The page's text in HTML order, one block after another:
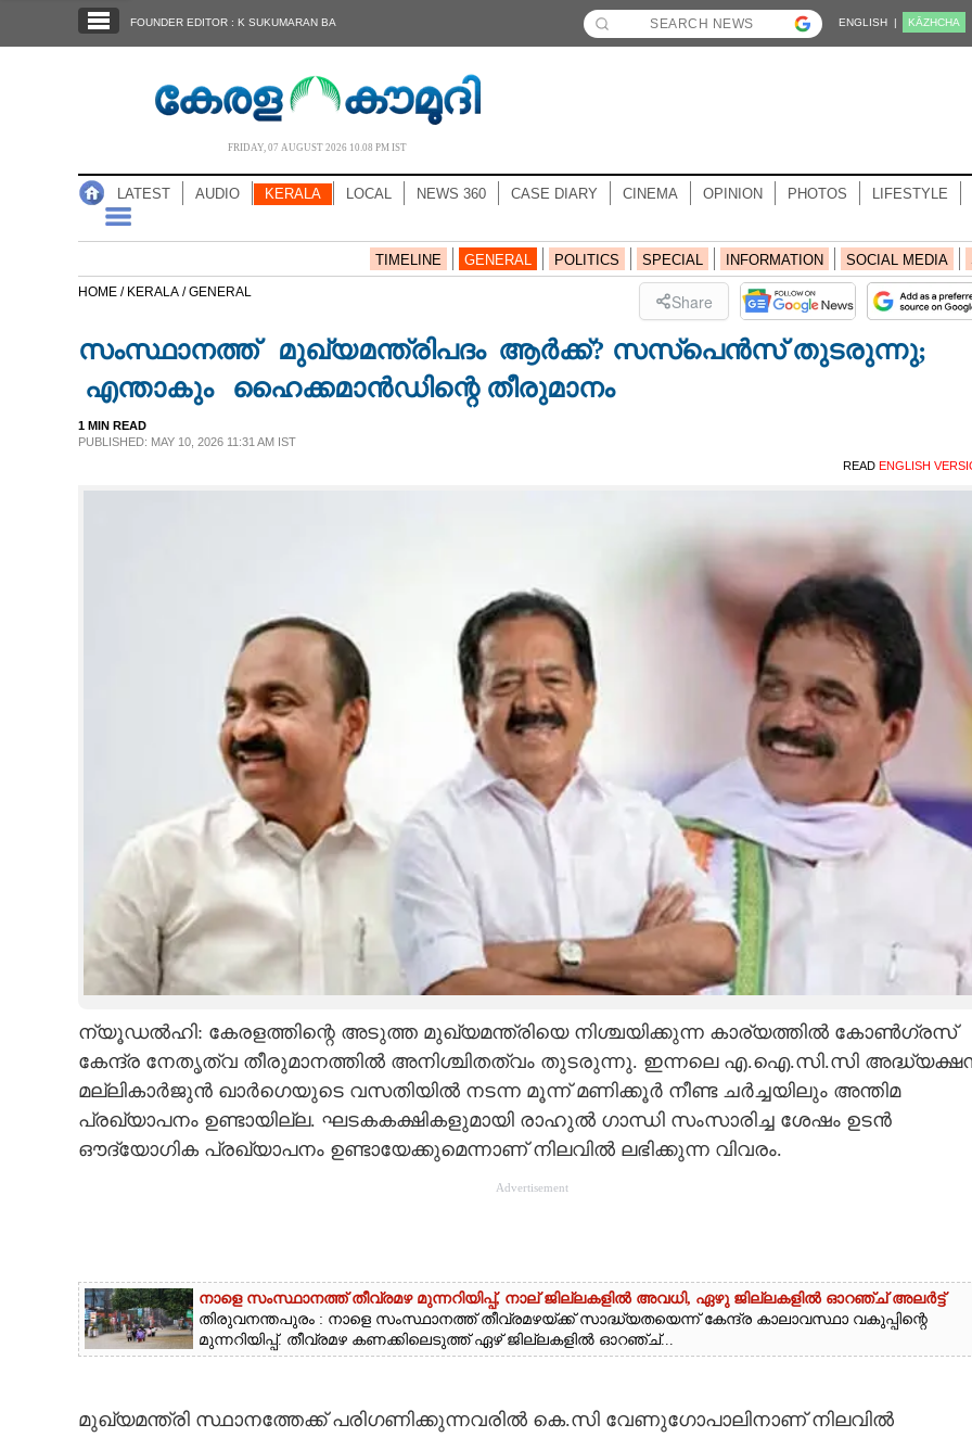
NOTIFIED NEWS
CASE DIARY
LITERATURE
FOUNDER EDITOR : K SUKUMARAN BA ENGLISH | KĀZHCHA
FRIDAY, 07 AUGUST 2026 10.08 PM IST
LATEST AUDIO KERALA LOCAL NEWS 360 CASE DIARY CINEMA OPINION PHOTOS LIFESTYLE
TIMELINE GENERAL POLITICS SPECIAL INFORMATION SOCIAL MEDIA
HOME / KERALA /GENERAL Share
സംസ്ഥാനത്ത് മുഖ്യമന്ത്രിപദം ആർക്ക്? സസ്‌പെൻസ് തുടരുന്നു;
എന്താകും ഹൈക്കമാൻഡിന്റെ തീരുമാനം
1 MIN READ
PUBLISHED: MAY 10, 2026 11:31 AM IST
READ ENGLISH
ന്യൂഡൽഹി: കേരളത്തിന്റെ അടുത്ത മുഖ്യമന്ത്രിയെ നിശ്ചയിക്കുന്ന കാര്യത്തിൽ കോൺഗ്രസ്
കേന്ദ്ര നേതൃത്വ തീരുമാനത്തിൽ അനിശ്ചിതത്വം തുടരുന്നു. ഇന്നലെ എ.ഐ.സി.സി
മല്ലികാർജുൻ ഖാർഗെയുടെ വസതിയിൽ നടന്ന മൂന്ന് മണിക്കൂർ നീണ്ട ചർച്ചയിലും അന്തിമ
പ്രഖ്യാപനം ഉണ്ടായില്ല. ഘടകകക്ഷികളുമായി രാഹുൽ ഗാന്ധി സംസാരിച്ച ശേഷം ഉടൻ
ഔദ്യോഗിക പ്രഖ്യാപനം ഉണ്ടായേക്കുമെന്നാണ് നിലവിൽ ലഭിക്കുന്ന വിവരം.
Advertisement
നാളെ സംസ്ഥാനത്ത് തീവ്രമഴ മുന്നറിയിപ്പ്,​ നാല് ജില്ലകളിൽ അവധി,​ ഏഴു ജില്ലകളിൽ ഓറഞ്ച് അലർട്ട്
തിരുവനന്തപുരം : നാളെ സംസ്ഥാനത്ത് തീവ്രമഴയ്ക്ക് സാദ്ധ്യതയെന്ന് കേന്ദ്ര കാലാവസ്ഥാ വകുപ്പിന്റെ
മുന്നറിയിപ്പ്. തീവ്രമഴ കണക്കിലെടുത്ത് ഏഴ് ജില്ലകളിൽ ഓറഞ്ച്...
മുഖ്യമന്ത്രി സ്ഥാനത്തേക്ക് പരിഗണിക്കുന്നവരിൽ കെ.സി വേണുഗോപാലിനാണ് നിലവിൽ